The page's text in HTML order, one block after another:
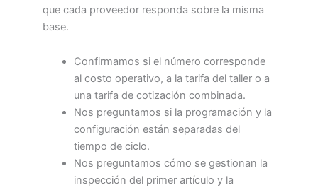
que cada proveedor responda sobre la misma
base.
Confirmamos si el número corresponde
al costo operativo, a la tarifa del taller o a
una tarifa de cotización combinada.
Nos preguntamos si la programación y la
configuración están separadas del
tiempo de ciclo.
Nos preguntamos cómo se gestionan la
inspección del primer artículo y la